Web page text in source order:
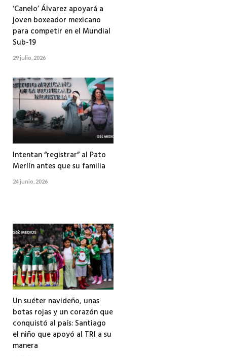
‘Canelo’ Álvarez apoyará a
joven boxeador mexicano
para competir en el Mundial
Sub-19
29 julio, 2026
Intentan “registrar” al Pato
Merlín antes que su familia
24 junio, 2026
Un suéter navideño, unas
botas rojas y un corazón que
conquistó al país: Santiago
el niño que apoyó al TRI a su
manera